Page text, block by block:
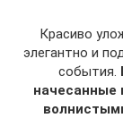
Красиво
элегантно и
события.
начесанные